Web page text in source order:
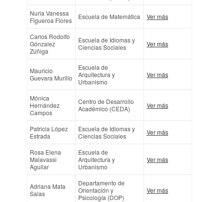
Nuria Vanessa
Figueroa Flores
Escuela de Matemática Ver más
Carlos Rodolfo
Gónzalez
Zúñiga
Escuela de Idiomas y
Ciencias Sociales
Ver más
Mauricio
Guevara Murillo
Escuela de
Arquitectura y
Urbanismo
Ver más
Mónica
Hernández
Campos
Centro de Desarrollo
Académico (CEDA)
Ver más
Patricia López
Estrada
Escuela de Idiomas y
Ciencias Sociales
Ver más
Rosa Elena
Malavassi
Aguilar
Escuela de
Arquitectura y
Urbanismo
Ver más
Adriana Mata
Salas
Departamento de
Orientación y
Psicología (DOP)
Ver más